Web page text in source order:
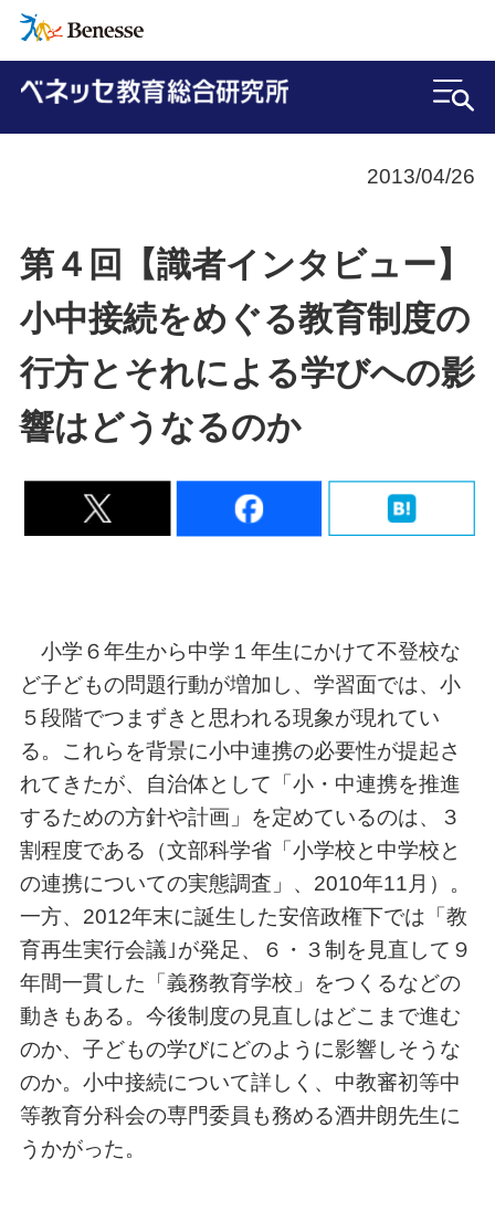
2013/04/26
第４回【識者インタビュー】
小中接続をめぐる教育制度の
行方とそれによる学びへの影
響はどうなるのか
小学６年生から中学１年生にかけて不登校な
ど子どもの問題行動が増加し、学習面では、小
５段階でつまずきと思われる現象が現れてい
る。これらを背景に小中連携の必要性が提起さ
れてきたが、自治体として「小・中連携を推進
するための方針や計画」を定めているのは、３
割程度である（文部科学省「小学校と中学校と
の連携についての実態調査」、2010年11月）。
一方、2012年末に誕生した安倍政権下では「教
育再生実行会議｣が発足、６・３制を見直して９
年間一貫した「義務教育学校」をつくるなどの
動きもある。今後制度の見直しはどこまで進む
のか、子どもの学びにどのように影響しそうな
のか。小中接続について詳しく、中教審初等中
等教育分科会の専門委員も務める酒井朗先生に
うかがった。